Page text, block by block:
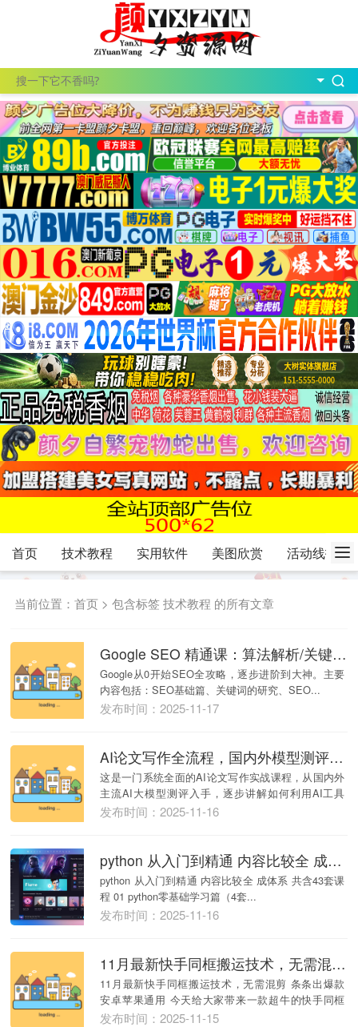
首页 技术教程 实用软件 美图欣赏 活动线报
当前位置：首页 > 包含标签 技术教程 的所有文章
Google SEO 精通课：算法解析/关键词/内容/外链实操/搭配工具教程/B2C项目案例
Google从0开始SEO全攻略，逐步进阶到大神。主要
内容包括：SEO基础篇、关键词的研究、SEO...
发布时间：2025-11-17
AI论文写作全流程，国内外模型测评，选题到投稿，实操课学高效写作方法
这是一门系统全面的AI论文写作实战课程，从国内外
主流AI大模型测评入手，逐步讲解如何利用AI工具
完...
发布时间：2025-11-16
python 从入门到精通 内容比较全 成体系 共含43套课程
python 从入门到精通 内容比较全 成体系 共含43套课
程 01 python零基础学习篇（4套...
发布时间：2025-11-16
11月最新快手同框搬运技术，无需混剪 条条出爆款 安卓苹果通用
11月最新快手同框搬运技术，无需混剪 条条出爆款
安卓苹果通用 今天给大家带来一款超牛的快手同框
搬...
发布时间：2025-11-15